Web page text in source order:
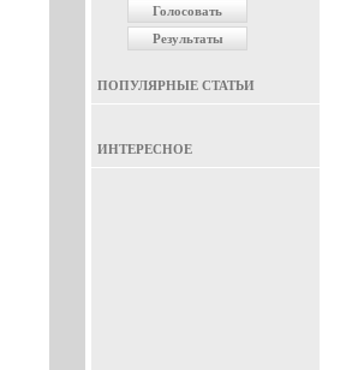
ПОПУЛЯРНЫЕ СТАТЬИ
ИНТЕРЕСНОЕ